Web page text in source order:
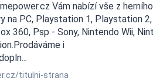
Vám nabízí vše z herního
na PC, Playstation 1, Playstation 2,
360, Psp - Sony, Nintendo Wii,
i
titulni-strana